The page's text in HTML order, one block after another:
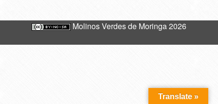
Molinos Verdes de Moringa 2026
Translate »